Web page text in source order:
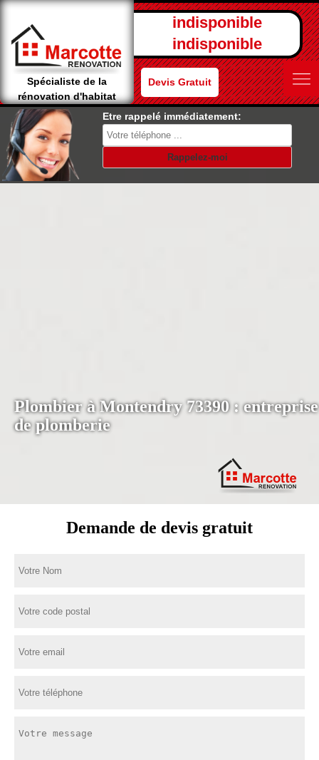
Spécialiste de la
rénovation d'habitat
indisponible
indisponible
Devis Gratuit
Etre rappelé immédiatement:
Plombier à Montendry 73390 : entreprise
de plomberie
Demande de devis gratuit